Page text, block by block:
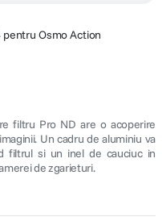
pentru Osmo Action
filtru Pro ND are o acoperire
Un cadru de aluminiu va
filtrul si un inel de cauciuc in
de zgarieturi.